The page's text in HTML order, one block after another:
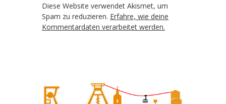
Diese Website verwendet Akismet, um
Spam zu reduzieren. Erfahre, wie deine
Kommentardaten verarbeitet werden.